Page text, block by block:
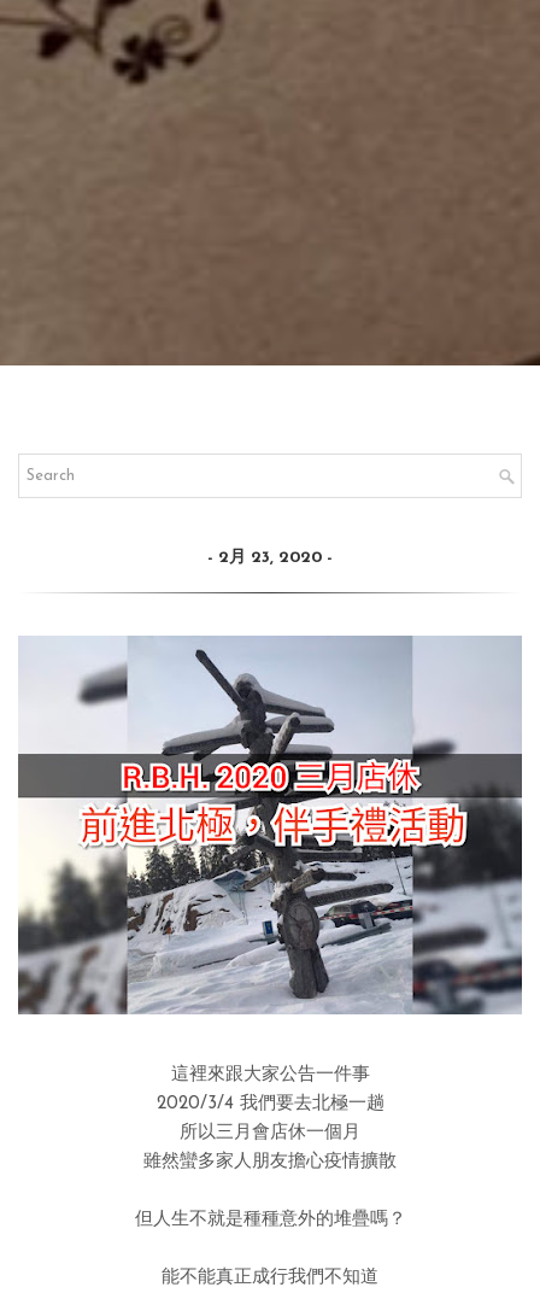
2月 23, 2020
這裡來跟大家公告一件事
2020/3/4 我們要去北極一趟
所以三月會店休一個月
雖然蠻多家人朋友擔心疫情擴散
但人生不就是種種意外的堆疊嗎？
能不能真正成行我們不知道